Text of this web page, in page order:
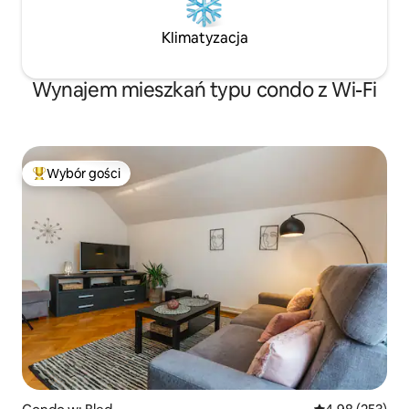
Klimatyzacja
Wynajem mieszkań typu condo z Wi-Fi
Najpopularniejsze z kategorii Wybór gości
Wybór gości